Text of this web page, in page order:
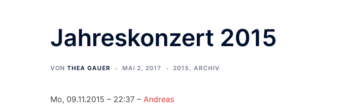
Jahreskonzert 2015
VON THEA GAUER MAI 2, 2017 2015 , ARCHIV
Mo, 09.11.2015 – 22:37 – Andreas